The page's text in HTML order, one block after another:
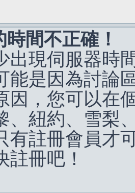
間不正確！
出現伺服器時
能是因為討論
因，您可以在
、紐約、雪梨
有註冊會員才
註冊吧！